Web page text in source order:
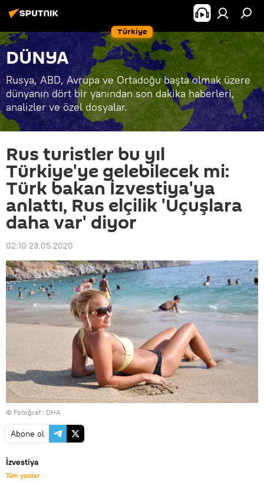
Türkiye
DÜNYA
Rusya, ABD, Avrupa ve Ortadoğu başta olmak üzere
dünyanın dört bir yanından son dakika haberleri,
analizler ve özel dosyalar.
Rus turistler bu yıl
Türkiye'ye gelebilecek mi:
Türk bakan İzvestiya'ya
anlattı, Rus elçilik 'Uçuşlara
daha var' diyor
02:10 23.05.2020
© Fotoğraf : DHA
Abone ol
İzvestiya
Tüm yazılar